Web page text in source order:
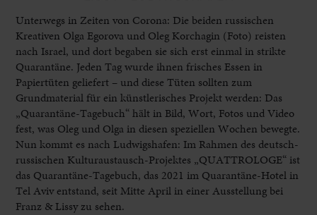
Unterwegs in Zeiten von Corona: Die beiden russischen
Kreativen Olga Egorova und Oleg Korchagin (Foto) reisten
nach Israel, und dort begaben sie sich erst einmal in strikte
Quarantäne. Jeden Tag wurde ihnen frisches Essen in
Papiertüten geliefert – und diese Tüten sollten zum
Grundmaterial für ein künstlerisches Projekt werden: Das
„Quarantäne-Tagebuch“ hält in Bild, Wort, Fotos und Video
fest, was Oleg und Olga in diesen speziellen Wochen bewegte.
Nun kommt es nach Ludwigshafen: Im Rahmen des deutsch-
russischen Kulturaustausch-Projektes „QUATTROLOGE“ ist
das Quarantäne-Tagebuch, das 2021 im Quarantäne-Hotel in
Tel Aviv entstand, seit Mitte April in einer Ausstellung bei
Franz & Lissy zu sehen.